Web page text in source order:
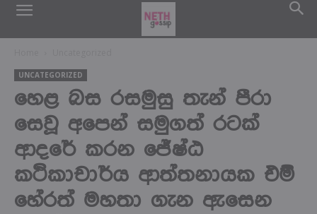
UNCATEGORIZED
හෙළ බස රසමුසු තැන් පීරා
සෙවූ අපෙන් සමුගත් රටක්
ආදරේ කරන ජේෂ්ඨ
කථිකාචාර්ය ආත්තනායක එම්
හේරත් මහතා ගැන ඇසෙන